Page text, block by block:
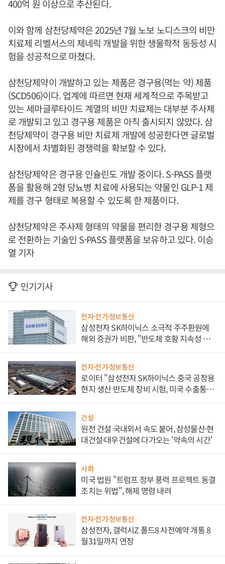
400억 원 이상으로 추산된다.
이와 함께 삼천당제약은 2025년 7월 노보 노디스크의 비만
치료제 리벨서스의 제네릭 개발을 위한 생물학적 동등성 시
험을 성공적으로 마쳤다.
삼천당제약이 개발하고 있는 제품은 경구용(먹는 약) 제품
(SCD506)이다. 업계에 따르면 현재 세계적으로 주목받고
있는 세마글루타이드 계열의 비만 치료제는 대부분 주사제
로 개발되고 있고 경구용 제품은 아직 출시되지 않았다. 삼
천당제약이 경구용 비만 치료제 개발에 성공한다면 글로벌
시장에서 차별화된 경쟁력을 확보할 수 있다.
삼천당제약은 경구용 인슐린도 개발 중이다. S-PASS 플랫
폼을 활용해 2형 당뇨병 치료에 사용되는 약물인 GLP-1 제
제를 경구 형태로 복용할 수 있도록 한 제품이다.
삼천당제약은 주사제 형태의 약물을 편리한 경구용 제형으
로 전환하는 기술인 S-PASS 플랫폼을 보유하고 있다. 이승
열 기자
인기기사
전자·전기·정보통신
삼성전자 SK하이닉스 소극적 주주환원에
해외 증권가 비판, "반도체 호황 지속성 의
전자·전기·정보통신
로이터 "삼성전자 SK하이닉스 중국 공장용
현지 생산 반도체 장비 시험, 미국 수출통제
건설
원전 건설 국내외서 속도 붙어, 삼성물산·현
대건설·대우건설에 다가오는 '약속의 시간'
사회
미국 법원 "트럼프 정부 풍력 프로젝트 동결
조치는 위법", 해제 명령 내려
전자·전기·정보통신
삼성전자, 갤럭시Z 폴드8 사전예약 개통 8
월31일까지 연장